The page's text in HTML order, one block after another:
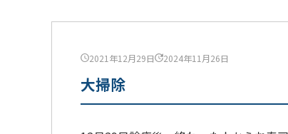
2021年12月29日 2024年11月26日
大掃除